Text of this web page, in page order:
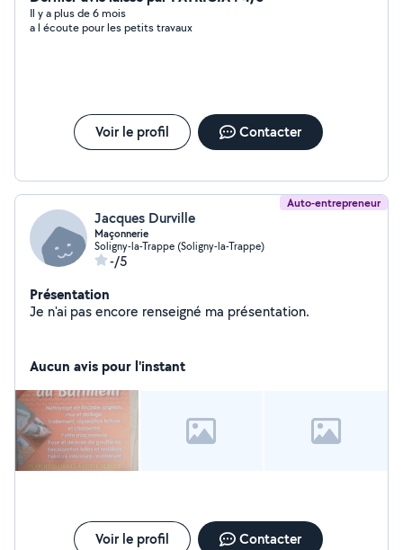
connaissances dans l'électricité, je me ferais un plaisir
de vous en faire profiter.
Il y a plus de 6 mois
a l écoute pour les petits travaux
Voir le profil Contacter
Auto-entrepreneur
Jacques Durville
Maçonnerie
Soligny-la-Trappe (Soligny-la-Trappe)
-/5
Présentation
Je n'ai pas encore renseigné ma présentation.
Aucun avis pour l'instant
Voir le profil Contacter